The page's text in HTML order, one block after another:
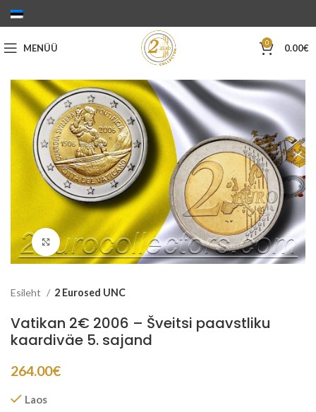
MENÜÜ 0 0.00€
Suurenda
Esileht 2 Eurosed UNC
Vatikan 2€ 2006 – Šveitsi paavstliku
kaardiväe 5. sajand
264.00€
Laos